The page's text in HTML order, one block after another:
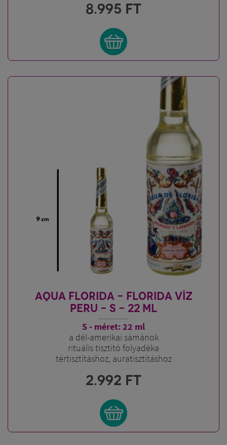
8.995 FT
AQUA FLORIDA - FLORIDA VÍZ
PERU - S - 22 ML
S - méret: 22 ml
a dél-amerikai sámánok
rituális tisztító folyadéka
tértisztításhoz, auratisztításhoz
2.992 FT